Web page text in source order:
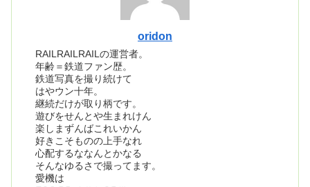
oridon
RAILRAILRAILの運営者。
年齢＝鉄道ファン歴。
鉄道写真を撮り続けて
はやウン十年。
継続だけが取り柄です。
遊びをせんとや生まれけん
楽しまずんばこれいかん
好きこそものの上手なれ
心配するななんとかなる
そんなゆるさで撮ってます。
愛機は